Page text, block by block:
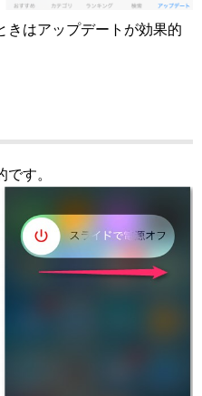
きはアップデートが効果的
す。